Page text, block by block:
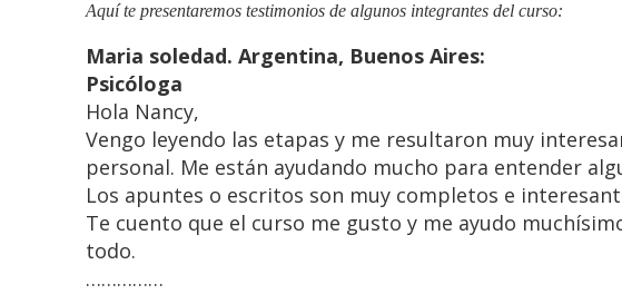
Aquí te presentaremos testimonios de algunos integrantes del curso:
Maria soledad. Argentina, Buenos Aires:
Psicóloga
Hola Nancy,
Vengo leyendo las etapas y me resultaron muy
personal. Me están ayudando mucho para entender
Los apuntes o escritos son muy completos e
Te cuento que el curso me gusto y me ayudo
todo.
……………